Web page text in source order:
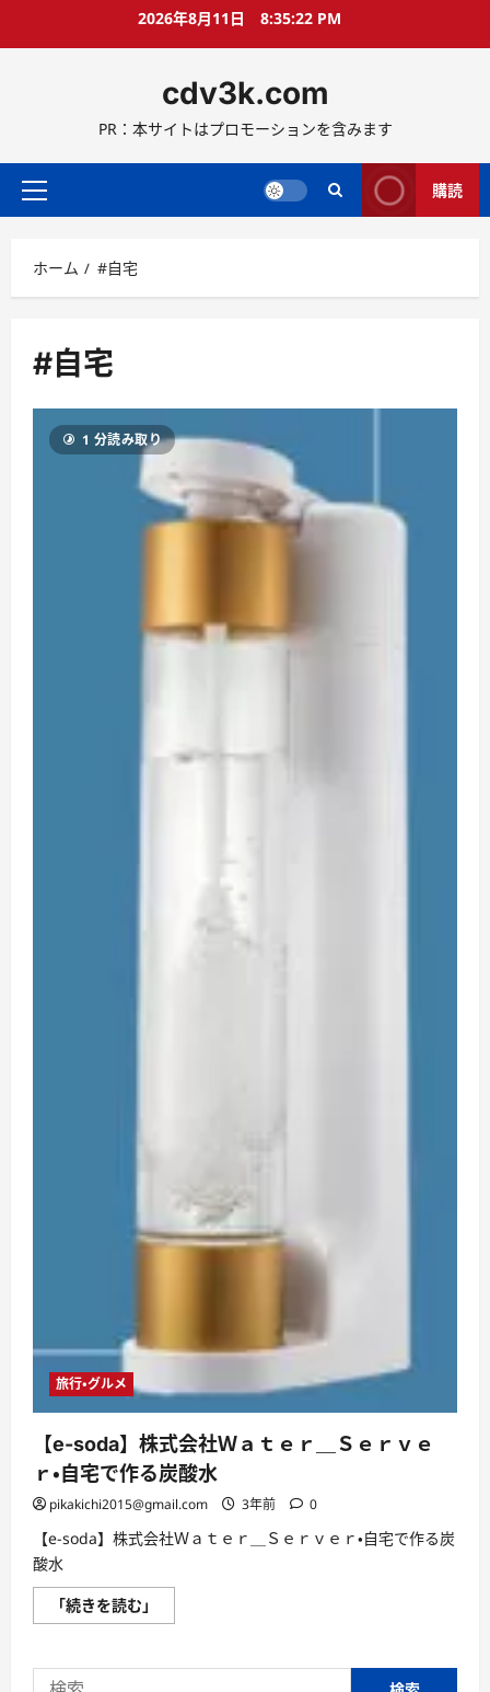
ス
ッ
2026年8月11日 8:35:23 PM
cdv3k.com
PR：本サイトはプロモーションを含みます
メ
メ
ニ
ー
購読
ホーム #自宅
#自宅
1 分読み取り
旅行・グルメ
【e-soda】株式会社Ｗａｔｅｒ＿Ｓｅｒｖｅ
ｒ・自宅で作る炭酸水
pikakichi2015@gmail.com 3年前 0
【e-soda】株式会社Ｗａｔｅｒ＿Ｓｅｒｖｅｒ・自宅で作る炭
酸水
「続きを読む」
soda】
会